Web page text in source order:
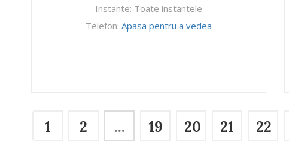
Instante: Toate instantele
Telefon:Apasa pentru a vedea
1 2 ... 19 20 21 22